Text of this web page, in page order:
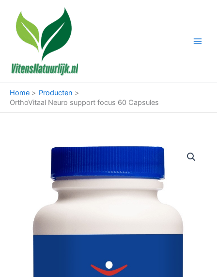
inhoud
Home
Producten
OrthoVitaal Neuro support focus 60 Capsules